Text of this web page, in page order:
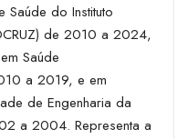
do Instituto
de 2010 a 2024,
Saúde
a 2019, e em
de Engenharia da
a 2004. Representa a